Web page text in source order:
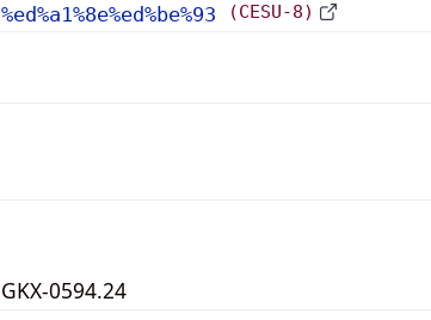
%ed%a1%8e%ed%be%93
(CESU-8)
GKX-0594.24